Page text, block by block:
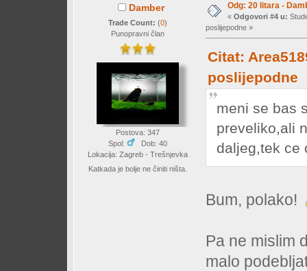
Damber
Trade Count: (0)
Punopravni član
Postova: 347
Spol:
Dob: 40
Lokacija: Zagreb - Trešnjevka
Katkada je bolje ne činiti ništa.
Odg: 20 litara -
« Odgovori #4 u:
poslijepodne »
Citat:
poslijepodne
meni se bas
preveliko,ali
daljeg,tek ce
Bum, polako!
Pa ne mislim
malo